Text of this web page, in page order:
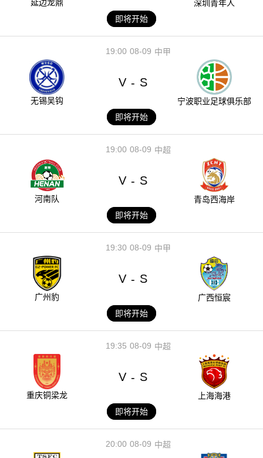
延边龙鼎
深圳青年人
即将开始
08-09
19:00 中甲
无锡吴钩
V - S
宁波职业足球俱乐部
即将开始
08-09
19:00 中超
河南队
V - S
青岛西海岸
即将开始
08-09
19:30 中甲
广州豹
V - S
广西恒宸
即将开始
08-09
19:35 中超
重庆铜梁龙
V - S
上海海港
即将开始
08-09
20:00 中超